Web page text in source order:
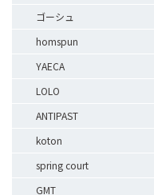
ゴーシュ
homspun
YAECA
LOLO
ANTIPAST
koton
spring court
GMT